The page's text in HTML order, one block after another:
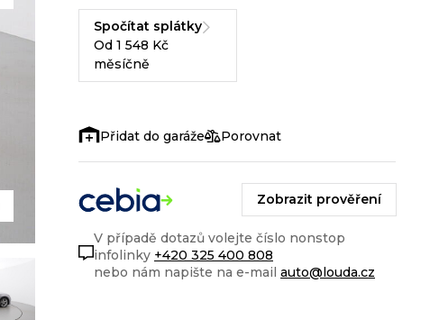
Spočítat splátky
Od 1 548 Kč
měsíčně
Porovnat
Zobrazit prověření
V případě dotazů volejte číslo nonstop
infolinky +420 325 400 808
nebo nám napište na e-mail auto@louda.cz